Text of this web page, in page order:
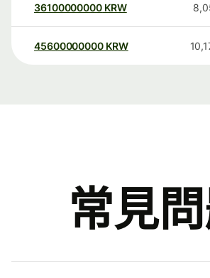
36100000000 KRW
45600000000 KRW
常見